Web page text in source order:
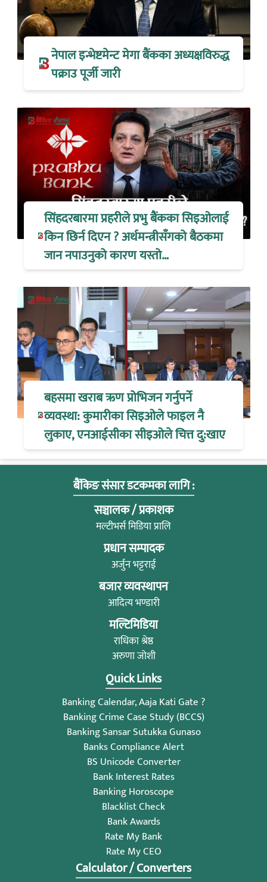
नेपाल इन्भेष्टमेन्ट मेगा बैंकका अध्यक्षविरुद्ध
पक्राउ पूर्जी जारी
सिंहदरबारमा प्रहरीले प्रभु बैंकका सिइओलाई
किन छिर्न दिएन ? अर्थमन्त्रीसँगको बैठकमा
जान नपाउनुको कारण यस्तो…
बहसमा खराब ऋण प्रोभिजन गर्नुपर्ने
व्यवस्था: कुमारीका सिइओले फाइल नै
लुकाए, एनआईसीका सीइओले चित्त दु:खाए
बैंकिङ संसार डटकमका लागि :
सञ्चालक / प्रकाशक
मल्टीभर्स मिडिया प्रालि
प्रधान सम्पादक
अर्जुन भट्टराई
बजार व्यवस्थापन
आदित्य भण्डारी
मल्टिमिडिया
राधिका श्रेष्ठ
अरुणा जोशी
Quick Links
Banking Calendar, Aaja Kati Gate ?
Banking Crime Case Study (BCCS)
Banking Sansar Sutukka Gunaso
Banks Compliance Alert
BS Unicode Converter
Bank Interest Rates
Banking Horoscope
Blacklist Check
Bank Awards
Rate My Bank
Rate My CEO
Calculator / Converters